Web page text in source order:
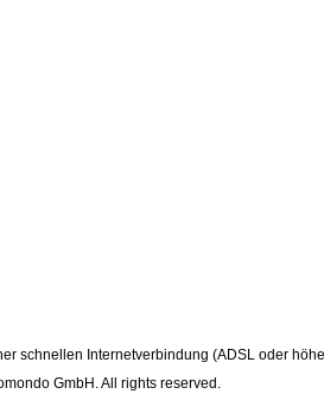
schnellen Internetverbindung (ADSL oder
GmbH. All rights reserved.